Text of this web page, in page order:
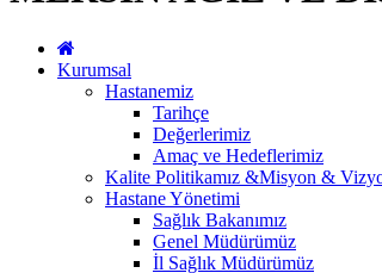
Kurumsal
Hastanemiz
Tarihçe
Değerlerimiz
Amaç ve Hedeflerimiz
Kalite Politikamız &Misyon &
Hastane Yönetimi
Sağlık Bakanımız
Genel Müdürümüz
İl Sağlık Müdürümüz